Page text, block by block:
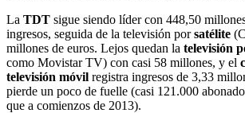
La TDT sigue siendo líder con 448,50
ingresos, seguida de la televisión porsatélite
millones de euros. Lejos quedan la televisión
como Movistar TV) con casi 58 millones, y el
televisión móvil registra ingresos de 3,33
pierde un poco de fuelle (casi 121.000
que a comienzos de 2013).